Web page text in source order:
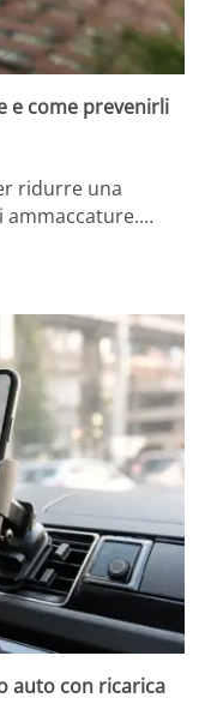
e come prevenirli
ridurre una
ammaccature.…
auto con ricarica